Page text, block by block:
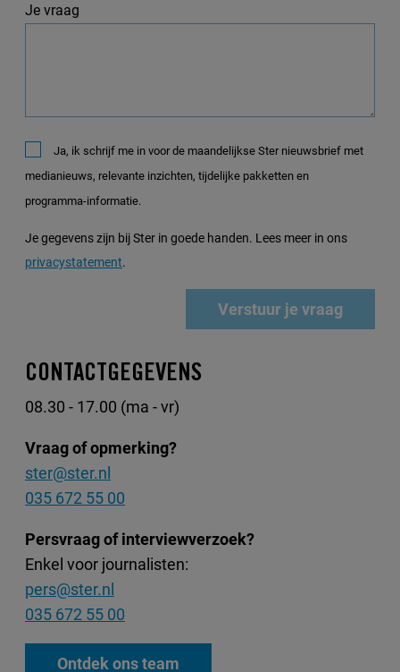
CONTACTGEGEVENS
08.30 - 17.00 (ma - vr)
Vraag of opmerking?
ster@ster.nl
035 672 55 00
Persvraag of interviewverzoek?
Enkel voor journalisten:
pers@ster.nl
035 672 55 00
Ontdek ons team
Je vraag
Ja, ik schrijf me in voor de maandelijkse Ster nieuwsbrief met
medianieuws, relevante inzichten, tijdelijke pakketten en
programma-informatie.
Je gegevens zijn bij Ster in goede handen. Lees meer in ons
privacystatement.
Verstuur je vraag